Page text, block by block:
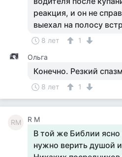
реакция, и он не
выехал на полосу
8 лет
1
Ольга
Конечно. Резкий
8 лет 1
RM R M
В той же Библии ясно
нужно верить душой